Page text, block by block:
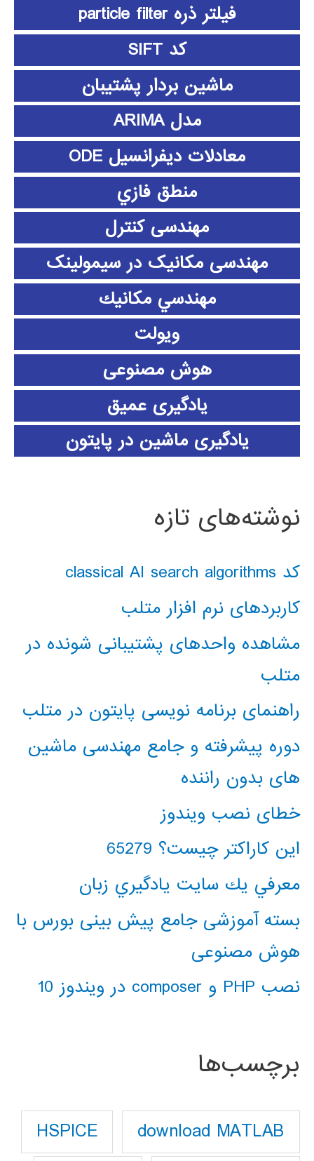
فیلتر ذره particle filter
کد SIFT
ماشین بردار پشتیبان
مدل ARIMA
معادلات دیفرانسیل ODE
منطق فازي
مهندسی کنترل
مهندسی مکانیک در سیمولینک
مهندسي مكانيك
ویولت
هوش مصنوعی
یادگیری عمیق
یادگیری ماشین در پایتون
نوشته‌های تازه
کد classical AI search algorithms
کاربردهای نرم افزار متلب
مشاهده واحدهای پشتیبانی شونده در
متلب
راهنمای برنامه نویسی پایتون در متلب
دوره پیشرفته و جامع مهندسی ماشین
های بدون راننده
خطای نصب ویندوز
این کاراکتر چیست؟ 65279
معرفي يك سايت يادگيري زبان
بسته آموزشی جامع پیش بینی بورس با
هوش مصنوعی
نصب PHP و composer در ویندوز 10
برچسب‌ها
download MATLAB
HSPICE